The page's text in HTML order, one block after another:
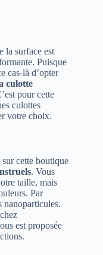
la surface est
Puisque
cas-là d’opter
culotte
pour cette
culottes
votre choix.
cette boutique
. Vous
taille, mais
Par
nanoparticules.
est proposée